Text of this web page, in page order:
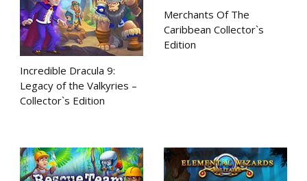
Incredible Dracula 9:
Legacy of the Valkyries –
Collector`s Edition
Merchants Of The
Caribbean Collector`s
Edition